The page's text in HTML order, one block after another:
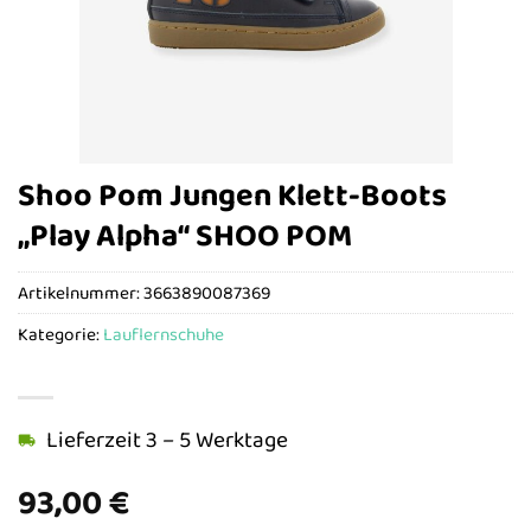
Shoo Pom Jungen Klett-Boots
„Play Alpha“ SHOO POM
93,00€
Lieferzeit 3 – 5 Werktage
Artikelnummer:3663890087369
Kategorie:Lauflernschuhe